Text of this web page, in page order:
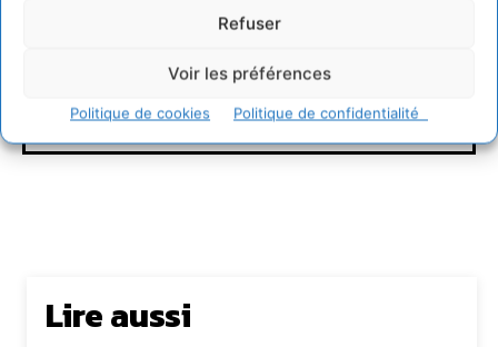
Refuser
Voir les préférences
Politique de cookies Politique de confidentialité
Rédaction Cdurable
Lire aussi